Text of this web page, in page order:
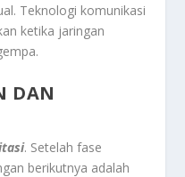
Teknologi komunikasi
ketika jaringan
DAN
. Setelah fase
berikutnya adalah